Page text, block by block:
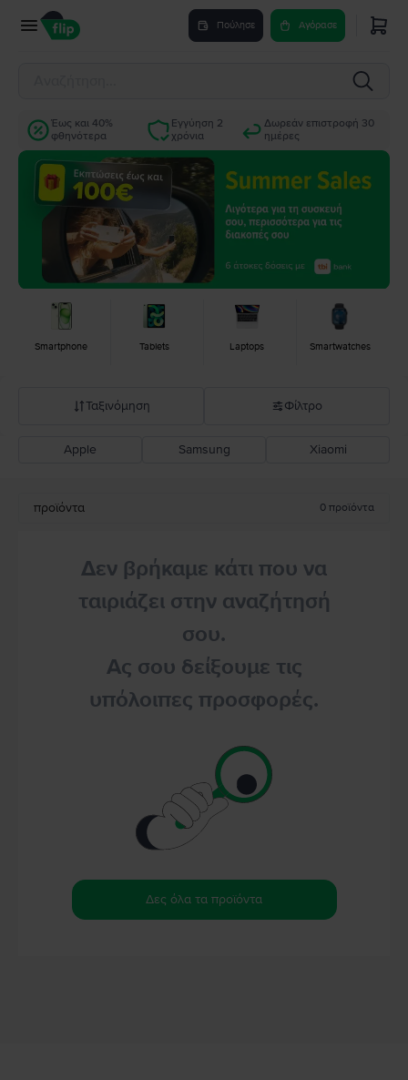
Πούλησε Αγόρασε
Έως και 40%
φθηνότερα
Εγγύηση 2
χρόνια
Δωρεάν επιστροφή 30
ημέρες
Smartphone Tablets Laptops Smartwatches
Ταξινόμηση
Σύσταση Flip
Φίλτρο
Apple Samsung Xiaomi
προϊόντα 0 προϊόντα
Δεν βρήκαμε κάτι που να
ταιριάζει στην αναζήτησή
σου.
Ας σου δείξουμε τις
υπόλοιπες προσφορές.
Δες όλα τα προϊόντα